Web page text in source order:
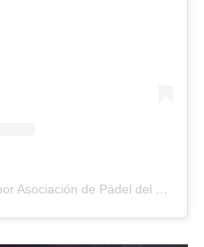
Una publicación compartida por Asociación de Pádel del Estado Carabobo (@asopadelcarabobo)